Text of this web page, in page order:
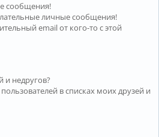
сообщения!
личные сообщения!
email от кого-то с этой
и недругов?
в списках моих друзей и